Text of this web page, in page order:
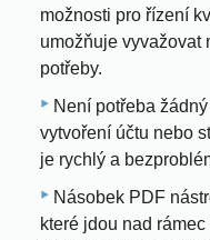
možnosti pro řízení
umožňuje vyvažovat
potřeby.
Není potřeba
vytvoření účtu nebo
je rychlý a
Násobek PDF
které jdou nad